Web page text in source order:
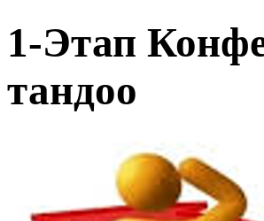
1-Этап
тандоо